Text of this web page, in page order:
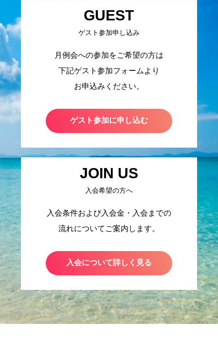
GUEST
ゲスト参加申し込み
月例会への参加をご希望の方は
下記ゲスト参加フォームより
お申込みください。
ゲスト参加に申し込む
JOIN US
入会希望の方へ
入会条件および入会金・入会までの
流れについてご案内します。
入会について詳しく見る